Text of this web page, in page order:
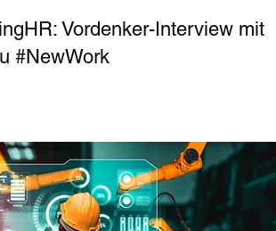
Vordenker-Interview mit
#NewWork